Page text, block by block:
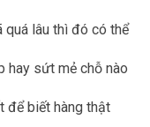
quá lâu thì đó có thể
hay sứt mẻ chỗ nào
để biết hàng thật